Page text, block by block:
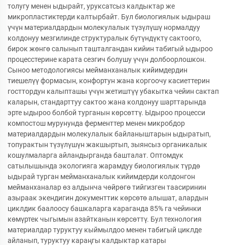
толугу менен ыдырайт, уруксатсыз калдыктар же
микропластиктерди калтырбайт. Бул биологиялык ыдыраш
үчүн материалдардын молекулалык түзүлүшү нормалдуу
колдонуу мезгилинде структуралык бүтүндүктү сактоого,
бирок жөнгө салынып ташталгандан кийин табигый ыдыроо
процесстерине карата сезгич болушу үчүн долбоорлошкон.
Сыноо методологиясы мейманханалык кийимдердин
тиешелүү формасын, конфортун жана коргоочу касиеттерин
госттордун калыпташы үчүн жетиштүү убакытка чейин сактап
каларын, стандарттуу сактоо жана колдонуу шарттарында
эрте ыдыроо болбой турганын көрсөттү. Ыдыроо процесси
компостош мурунунда ферменттер менен микробдор
материалдардын молекулалык байланыштарын ыдыратып,
топурактын түзүлүшүн жакшыртып, зыянсыз органикалык
кошулмаларга айландырганда башталат. Оптомдук
сатылышында экологияга жарамдуу биологиялык түрдө
ыдырай турган мейманханалык кийимдерди колдонгон
мейманханалар өз алдынча чөйрөгө тийгизген таасиринин
азыраак экендигин документтик көрсөтө алышат, алардын
циклдик баалоосу башкаларга караганда 85% га чейинки
көмүртек чыгымын азайтканын көрсөттү. Бул технология
материалдар туруктуу кыймылдоо менен табигый циклде
айланып, туруктуу караңгы калдыктар катары